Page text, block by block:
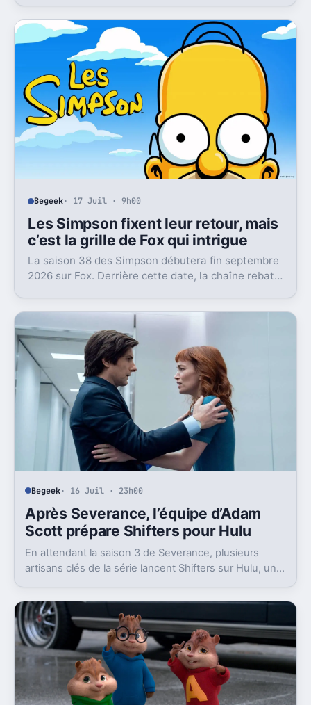
Begeek· 17 Juil · 9h00
Les Simpson fixent leur retour, mais
c’est la grille de Fox qui intrigue
La saison 38 des Simpson débutera fin septembre
2026 sur Fox. Derrière cette date, la chaîne rebat
Begeek· 16 Juil · 23h00
Après Severance, l’équipe d’Adam
Scott prépare Shifters pour Hulu
En attendant la saison 3 de Severance, plusieurs
artisans clés de la série lancent Shifters sur Hulu, un